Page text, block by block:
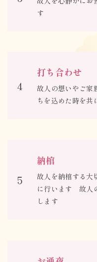
す
4
打ち合わせ
故人の想いやご家
ちを込めた時を共
5
納棺
故人を納棺する大
に行います 故人
します